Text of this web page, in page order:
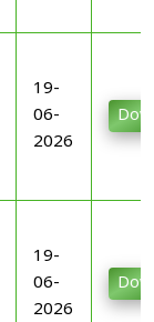
19-
06-
2026
19-
06-
2026